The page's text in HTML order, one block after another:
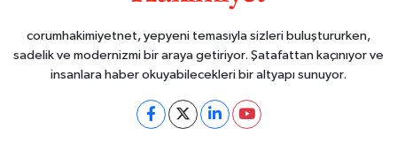
corumhakimiyetnet, yepyeni temasıyla sizleri buluştururken,
sadelik ve modernizmi bir araya getiriyor. Şatafattan kaçınıyor ve
insanlara haber okuyabilecekleri bir altyapı sunuyor.